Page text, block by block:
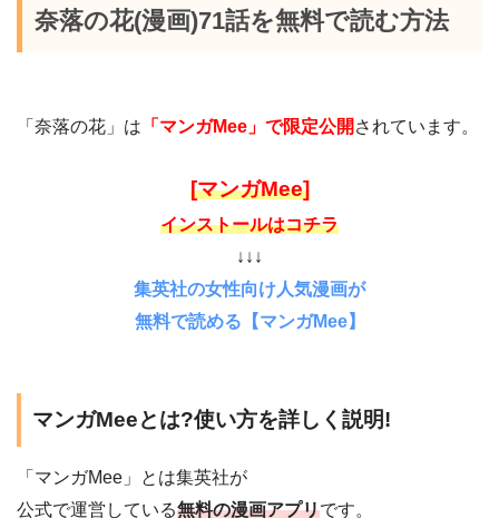
奈落の花(漫画)71話を無料で読む方法
「奈落の花」は 「マンガMee」で限定公開 されています。
[マンガMee]
インストールはコチラ
↓↓↓
集英社の女性向け人気漫画が
無料で読める【マンガMee】
マンガMeeとは?使い方を詳しく説明!
「マンガMee」とは集英社が
公式で運営している無料の漫画アプリです。